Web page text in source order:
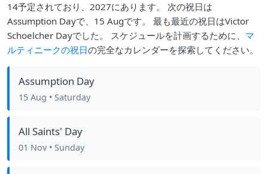
14予定されており、2027にあります。 次の祝日は
Assumption Dayで、15 Augです。 最も最近の祝日はVictor
Schoelcher Dayでした。 スケジュールを計画するために、 マ
ルティニークの祝日の完全なカレンダーを探索してください。
Assumption Day
15 Aug • Saturday
All Saints' Day
01 Nov • Sunday